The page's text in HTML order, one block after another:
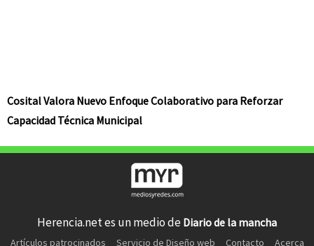
Cosital Valora Nuevo Enfoque Colaborativo para Reforzar
Capacidad Técnica Municipal
Herencia.net es un medio de Diario de la mancha
Artículos patrocinados Servicio de Diseño web Contacto
Acerca